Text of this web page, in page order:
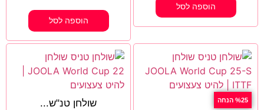
הוספה לסל
הוספה לסל
%25 הנחה שולחן טנ"ש...